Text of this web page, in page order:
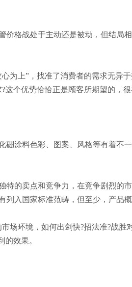
格战处于主动还是被动，但结局
为上”，找准了消费者的需求无异
个优势恰恰正是顾客所期望的，很
涂料色彩、图案、风格等有着
的卖点和竞争力，在竞争剧烈的
入国家标准范畴，但至少，产品
场环境，如何出剑快?招法准?战
的效果。